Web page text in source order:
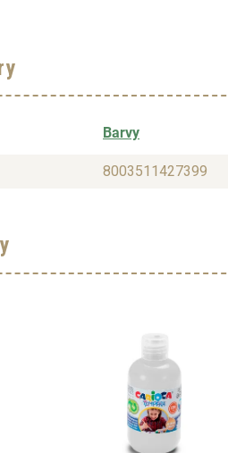
Barvy
8003511427399